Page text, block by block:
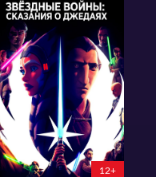
7949
30 22
12+